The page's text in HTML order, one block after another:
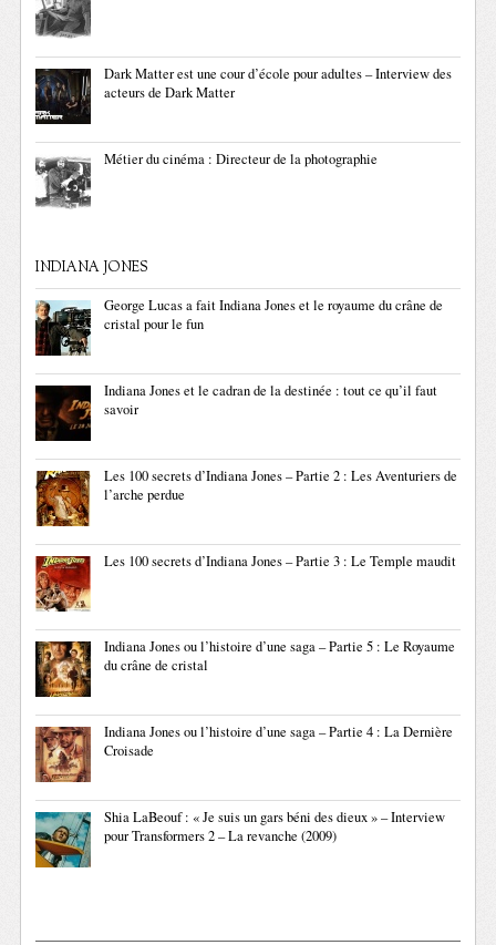
Dark Matter est une cour d’école pour adultes – Interview des
acteurs de Dark Matter
Métier du cinéma : Directeur de la photographie
INDIANA JONES
George Lucas a fait Indiana Jones et le royaume du crâne de
cristal pour le fun
Indiana Jones et le cadran de la destinée : tout ce qu’il faut
savoir
Les 100 secrets d’Indiana Jones – Partie 2 : Les Aventuriers de
l’arche perdue
Les 100 secrets d’Indiana Jones – Partie 3 : Le Temple maudit
Indiana Jones ou l’histoire d’une saga – Partie 5 : Le Royaume
du crâne de cristal
Indiana Jones ou l’histoire d’une saga – Partie 4 : La Dernière
Croisade
Shia LaBeouf : « Je suis un gars béni des dieux » – Interview
pour Transformers 2 – La revanche (2009)